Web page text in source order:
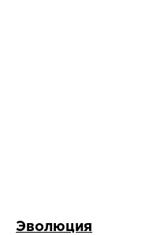
Эволюция